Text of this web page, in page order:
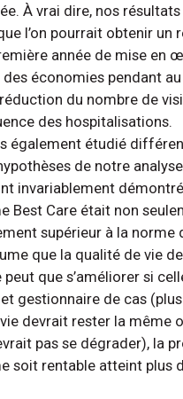
À vrai dire, nos
l’on pourrait obtenir un
année de mise en
économies pendant
du nombre de
des hospitalisations.
également étudié
de notre
invariablement
Best Care était non
supérieur à la norme
que la qualité de vie
que s’améliorer si
et gestionnaire de cas
devrait rester la même
pas se dégrader), la
soit rentable atteint plus